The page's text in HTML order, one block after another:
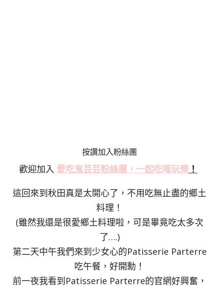
按讚加入粉絲團
歡迎加入 愛吃鬼芸芸粉絲團，一起吃喝玩樂 ！
這回來到秋田真是太開心了，不用吃無止盡的鄉土
料理！
(雖然我還是很愛鄉土料理啦，可是畢竟吃太多次
了….)
第二天中午我們來到少女心的Patisserie Parterre
吃午餐，好開勳！
前一夜我看到Patisserie Parterre的官網好興奮，